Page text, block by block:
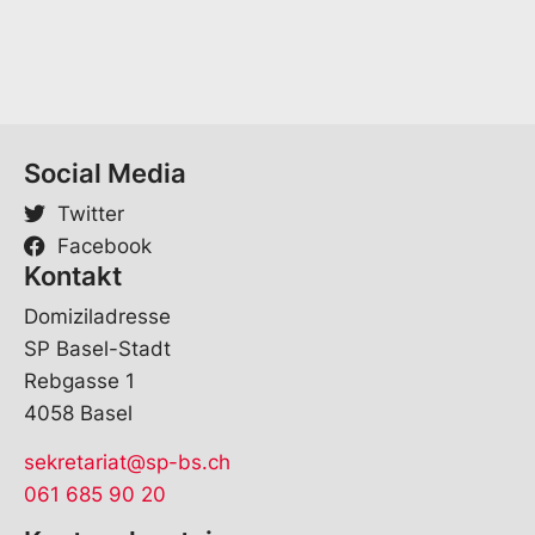
Social Media
Twitter
Facebook
Kontakt
Domiziladresse
SP Basel-Stadt
Rebgasse 1
4058 Basel
sekretariat@sp-bs.ch
061 685 90 20